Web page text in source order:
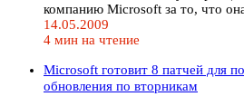
компанию Microsoft за то, что
14.05.2009
4 мин на чтение
Microsoft готовит 8 патчей для
обновления по вторникам